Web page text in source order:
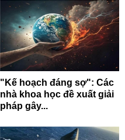
"Kế hoạch đáng sợ": Các
nhà khoa học đề xuất giải
pháp gây...